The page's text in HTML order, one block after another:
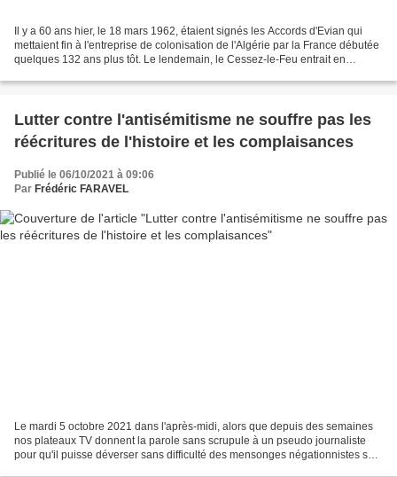
Il y a 60 ans hier, le 18 mars 1962, étaient signés les Accords d'Evian qui
mettaient fin à l'entreprise de colonisation de l'Algérie par la France débutée
quelques 132 ans plus tôt. Le lendemain, le Cessez-le-Feu entrait en
Lutter contre l'antisémitisme ne souffre pas les
réécritures de l'histoire et les complaisances
Publié le 06/10/2021 à 09:06
Par Frédéric FARAVEL
Le mardi 5 octobre 2021 dans l'après-midi, alors que depuis des semaines
nos plateaux TV donnent la parole sans scrupule à un pseudo journaliste
pour qu'il puisse déverser sans difficulté des mensonges négationnistes sur